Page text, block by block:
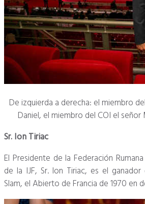
De izquierda a derecha: el miembro
Daniel, el miembro del COI el
Sr. Ion Tiriac
El Presidente de la Federación
de la IJF, Sr. Ion Tiriac, es el
Slam, el Abierto de Francia de 1970 en